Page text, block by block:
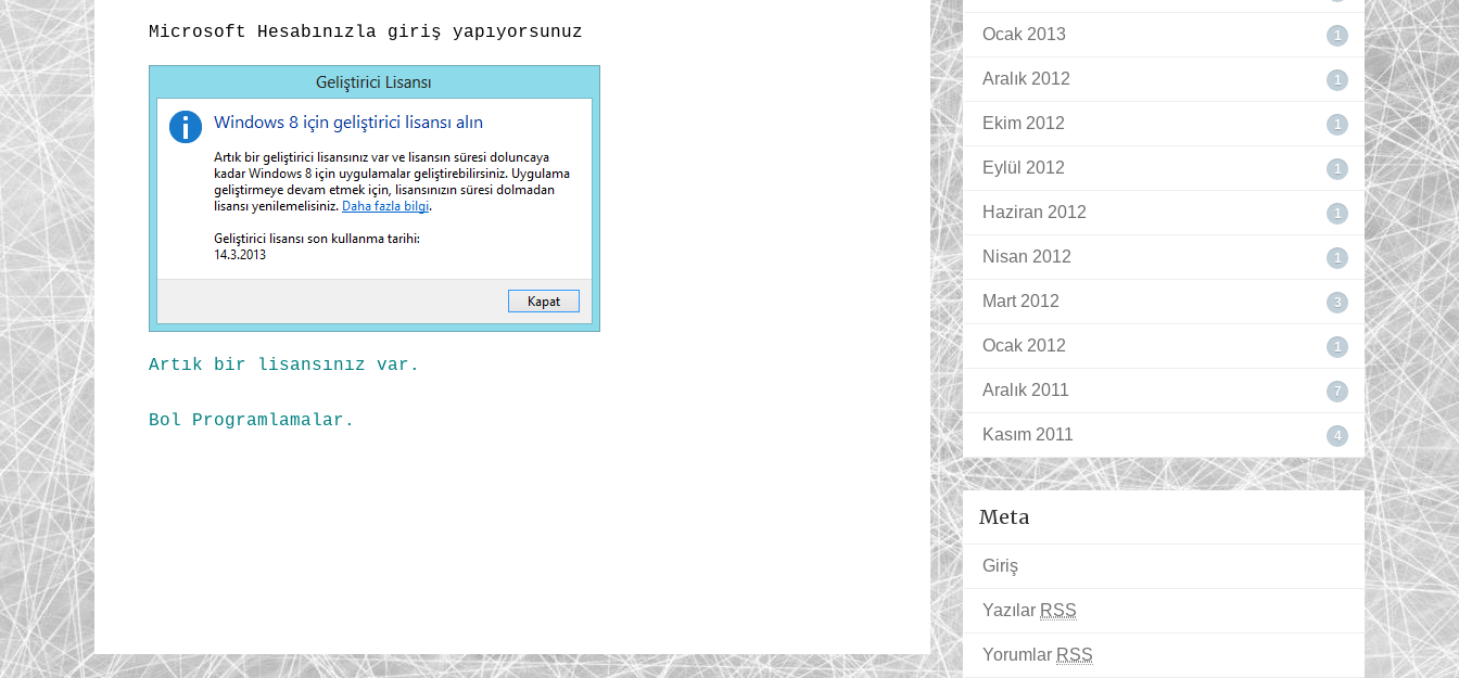
Microsoft Hesabınızla giriş yapıyorsunuz
Artık bir lisansınız var.
Bol Programlamalar.
Ocak 2013 1
Aralık 2012 1
Ekim 2012 1
Eylül 2012 1
Haziran 2012 1
Nisan 2012 1
Mart 2012 3
Ocak 2012 1
Aralık 2011 7
Kasım 2011 4
Meta
Giriş
Yazılar RSS
Yorumlar RSS